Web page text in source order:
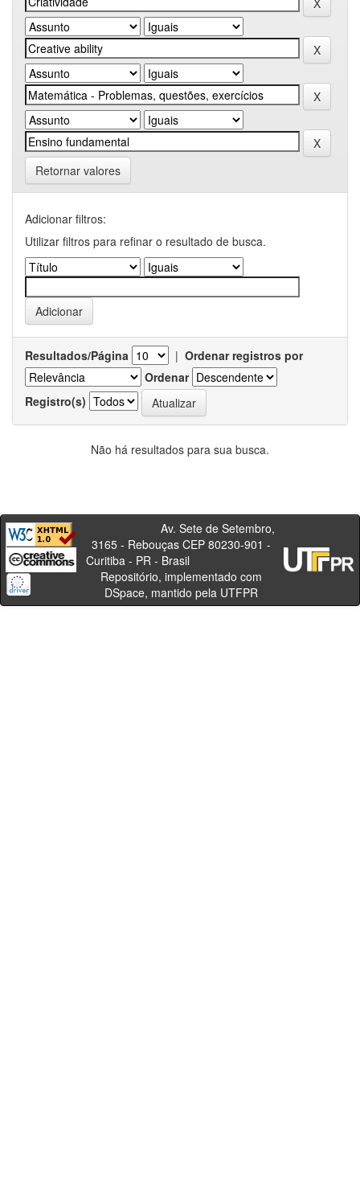
Retornar valores
Adicionar filtros:
Utilizar filtros para refinar o resultado de busca.
Resultados/Página | Ordenar registros por
Ordenar
Registro(s)
Não há resultados para sua busca.
Av. Sete de Setembro,
3165 - Rebouças CEP 80230-901 -
Curitiba - PR - Brasil
Repositório, implementado com
DSpace, mantido pela UTFPR